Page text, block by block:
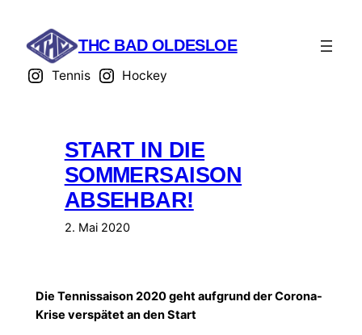
springen
THC BAD OLDESLOE
Tennis Hockey
START IN DIE
SOMMERSAISON
ABSEHBAR!
2. Mai 2020
Die Tennissaison 2020 geht aufgrund der Corona-
Krise verspätet an den Start